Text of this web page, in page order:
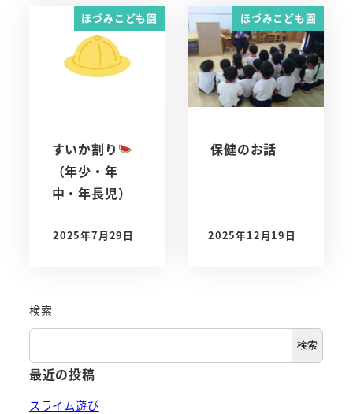
ほづみこども園
すいか割り
（年少・年
中・年長児）
投稿日
2025年7月29日
ほづみこども園
保健のお話
投稿日
2025年12月19日
検索
検索
最近の投稿
スライム遊び